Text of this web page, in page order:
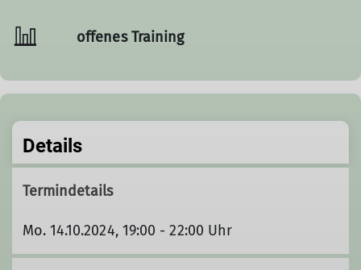
offenes Training
Details
Termindetails
Mo. 14.10.2024, 19:00 - 22:00 Uhr